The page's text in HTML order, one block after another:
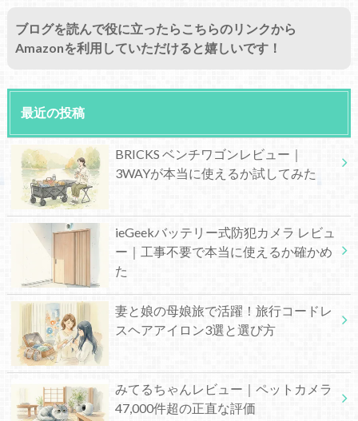
ブログを読んで役に立ったらこちらのリンクから
Amazonを利用していただけると嬉しいです！
最近の投稿
BRICKS ベンチワゴンレビュー｜
3WAYが本当に使えるか試してみた
ieGeekバッテリー式防犯カメラ レビュ
ー｜工事不要で本当に使えるか確かめ
た
妻と娘の母娘旅で活躍！旅行コードレ
スヘアアイロン3選と選び方
みてるちゃんレビュー｜ペットカメラ
47,000件超の正直な評価